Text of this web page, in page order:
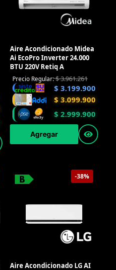
Aire Acondicionado Midea
Ai EcoPro Inverter 24.000
BTU 220V Retiq A
Precio Regular:$3.961.261
$ 3.199.900
$ 3.099.900
$ 2.999.900
Agregar
-38%
Aire Acondicionado LG AI